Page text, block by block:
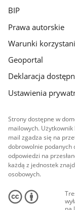
BIP
Prawa autorskie
Warunki
Geoportal
Deklaracja
Ustawienia
Strony dostępne w
mailowych.
mail zgadza się na
dobrowolnie podanych
odpowiedzi na
każdą z jednostek
osobowych.